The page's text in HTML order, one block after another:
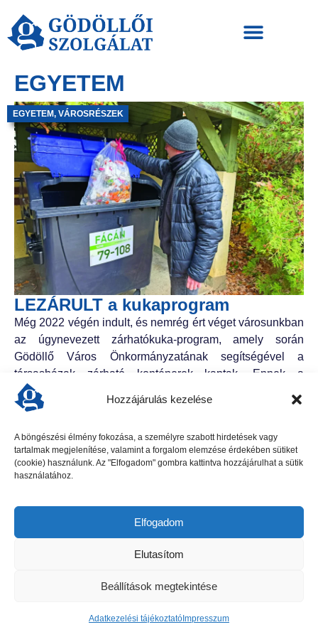
Hozzájárulás kezelése
A böngészési élmény fokozása, a személyre szabott hirdetések vagy
tartalmak megjelenítése, valamint a forgalom elemzése érdekében sütiket
(cookie) használunk. Az "Elfogadom" gombra kattintva hozzájárulhat a sütik
használatához.
Elfogadom
Elutasítom
Beállítások megtekintése
Adatkezelési tájékoztató Impresszum
EGYETEM
LEZÁRULT a kukaprogram
EGYETEM, VÁROSRÉSZEK
Még 2022 végén indult, és nemrég ért véget városunkban
az úgynevezett zárhatókuka-program, amely során
Gödöllő Város Önkormányzatának segítségével a
társasházak zárható konténerek kaptak. Ennek a
programban utolsóként a Fácán soron...
Gödöllői Szolgálat - Minden jog fenntartva
Adatkezelési tájékoztató
Impresszum
Hirdetési ajánlat